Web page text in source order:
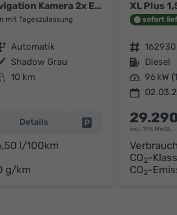
N-Line 1.6 T-GDI DCT Navigation Kamera 2x Einparkhilfe 18 Zoll 2Zonenklima
mit Tageszulassung
Getriebe Automatik
Außenfarbe Shadow Grau
Kilometerstand 10 km
Details Fahrzeug parken
l/100km
g/km
sofort
Fahrzeugnr. 162930
Kraftstoff Diesel
Leistung 96 kW
incl. 19% MwSt.
CO2-
CO2-